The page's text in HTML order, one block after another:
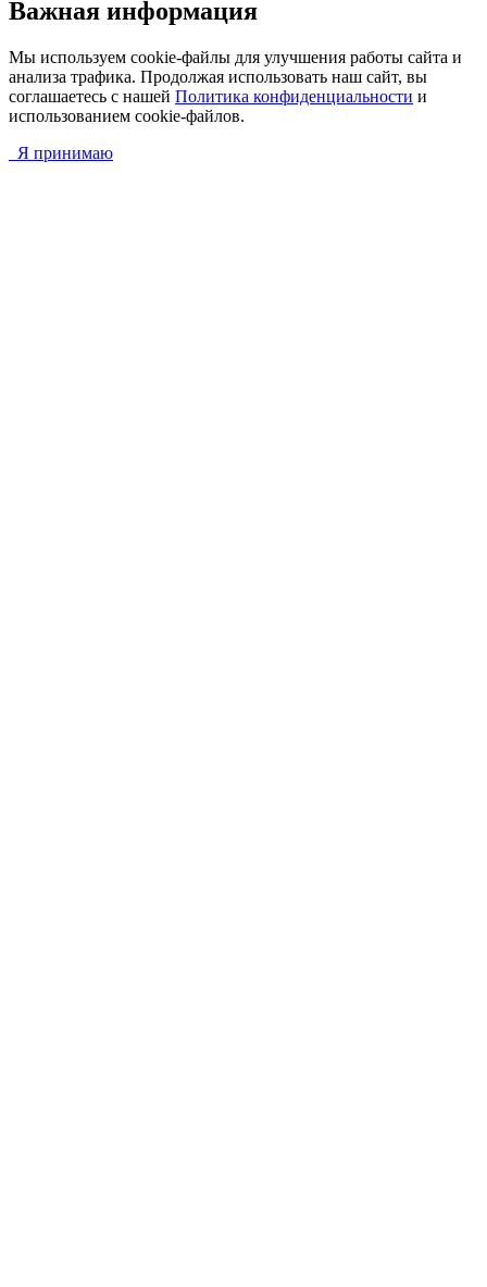
Важная информация
Мы используем cookie-файлы для улучшения работы сайта и
анализа трафика. Продолжая использовать наш сайт, вы
соглашаетесь с нашей Политика конфиденциальности и
использованием cookie-файлов.
Я принимаю